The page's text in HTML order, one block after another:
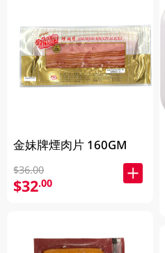
金妹牌煙肉片 160GM
$36.00
$32.00